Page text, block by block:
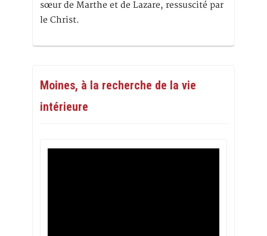
sœur de Marthe et de Lazare, ressuscité par
le Christ.
Moines, à la recherche de la vie
intérieure